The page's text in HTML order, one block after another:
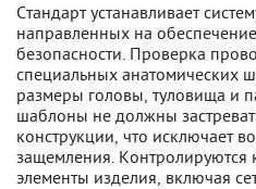
Стандарт устанавливает
направленных на
безопасности. Проверка
специальных анатомических
размеры головы, туловища и
шаблоны не должны
конструкции, что исключает
защемления. Контролируются
элементы изделия, включая